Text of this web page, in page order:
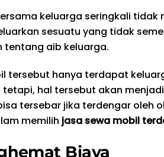
keluarga seringkali
sesuatu yang tidak
tentang aib keluarga.
tersebut hanya terdapat
tetapi, hal tersebut akan
tersebar jika terdengar oleh
memilih jasa sewa mobil
Biaya